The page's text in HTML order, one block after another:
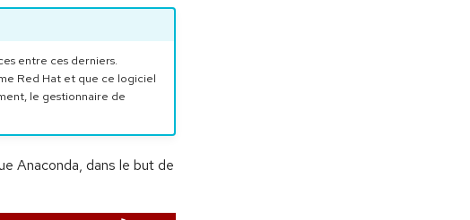
entre ces derniers.
Red Hat et que ce logiciel
le gestionnaire de
Anaconda, dans le but de